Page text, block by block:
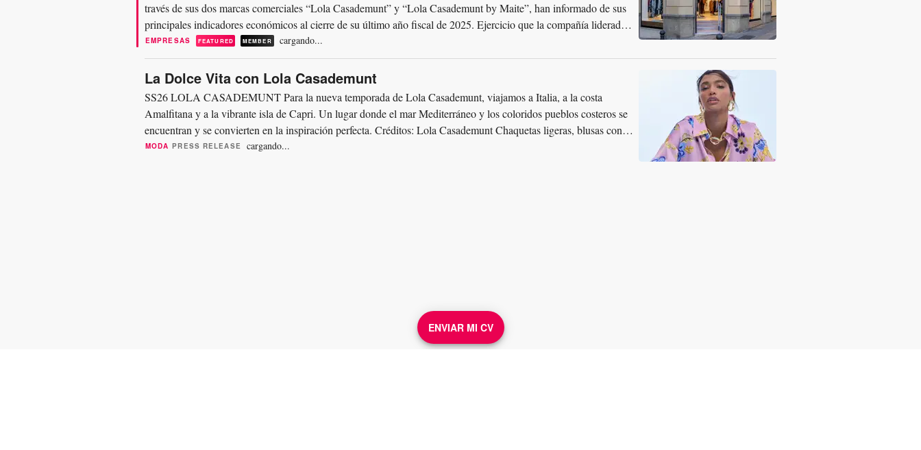
ENVIAR MI CV
través de sus dos marcas comerciales “Lola Casademunt” y “Lola Casademunt by Maite”, han informado de sus
principales indicadores económicos al cierre de su último año fiscal de 2025. Ejercicio que la compañía liderada
por Paco Sánchez ha...
EMPRESAS FEATURED MEMBER cargando...
La Dolce Vita con Lola Casademunt
SS26 LOLA CASADEMUNT Para la nueva temporada de Lola Casademunt, viajamos a Italia, a la costa
Amalfitana y a la vibrante isla de Capri. Un lugar donde el mar Mediterráneo y los coloridos pueblos costeros se
encuentran y se convierten en la inspiración perfecta. Créditos: Lola Casademunt Chaquetas ligeras, blusas con
delicados bordados, vestidos...
MODA PRESS RELEASE cargando...